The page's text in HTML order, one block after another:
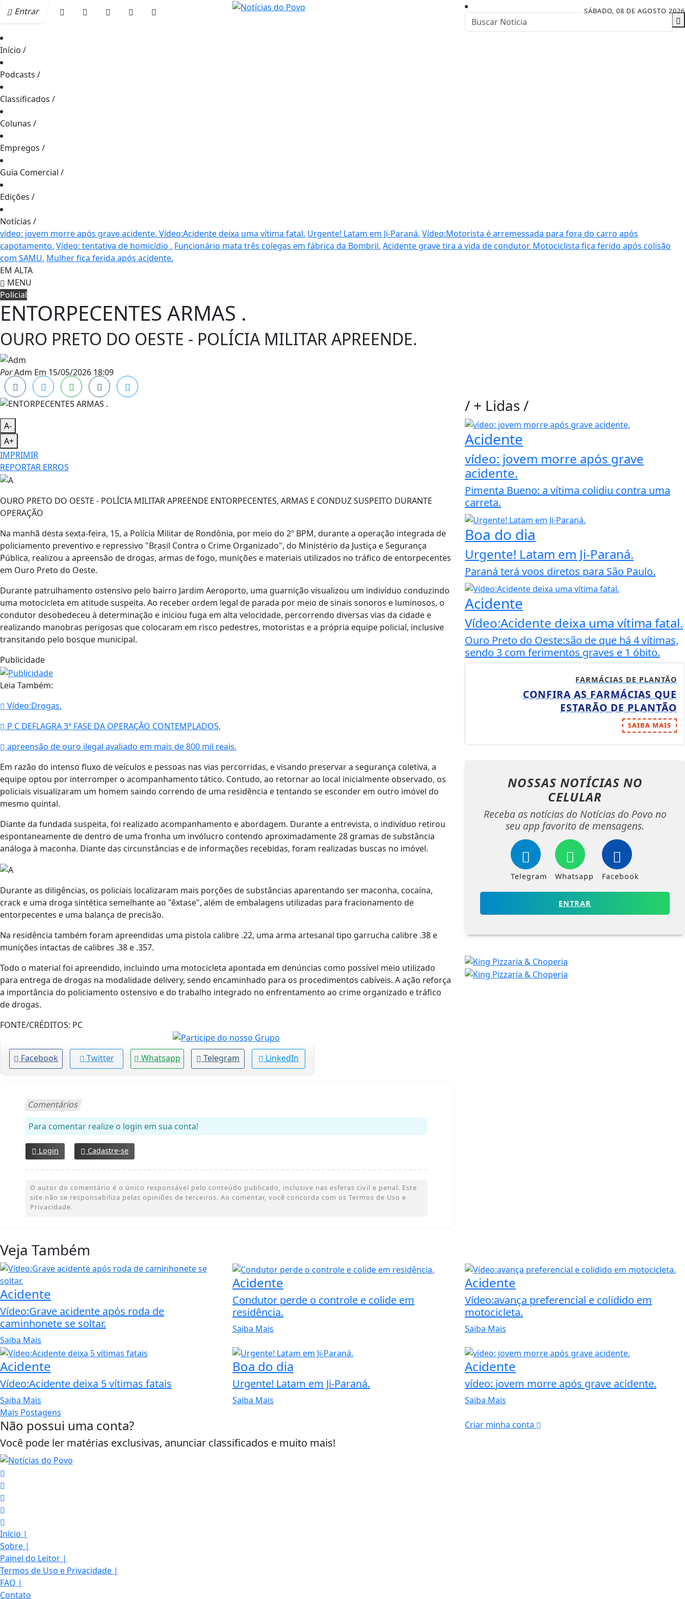
Entrar SÁBADO, 08 DE AGOSTO 2026
Início /
Podcasts /
Classificados /
Colunas /
Empregos /
Guia Comercial /
Edições /
Notícias /
vídeo: jovem morre após grave acidente. Vídeo:Acidente deixa uma vítima fatal. Urgente! Latam em Ji-Paraná. Vídeo:Motorista é arremessada para fora do carro após
capotamento. Vídeo: tentativa de homicídio . Funcionário mata três colegas em fábrica da Bombril. Acidente grave tira a vida de condutor. Motociclista fica ferido após colisão
com SAMU. Mulher fica ferida após acidente.
EM ALTA
MENU
Policial
ENTORPECENTES ARMAS .
OURO PRETO DO OESTE - POLÍCIA MILITAR APREENDE.
PorAdm Em 15/05/2026 18:09
A-
A+
IMPRIMIR
REPORTAR ERROS
OURO PRETO DO OESTE - POLÍCIA MILITAR APREENDE ENTORPECENTES, ARMAS E CONDUZ SUSPEITO DURANTE
OPERAÇÃO
Na manhã desta sexta-feira, 15, a Polícia Militar de Rondônia, por meio do 2º BPM, durante a operação integrada de
policiamento preventivo e repressivo "Brasil Contra o Crime Organizado", do Ministério da Justiça e Segurança
Pública, realizou a apreensão de drogas, armas de fogo, munições e materiais utilizados no tráfico de entorpecentes
em Ouro Preto do Oeste.
Durante patrulhamento ostensivo pelo bairro Jardim Aeroporto, uma guarnição visualizou um indivíduo conduzindo
uma motocicleta em atitude suspeita. Ao receber ordem legal de parada por meio de sinais sonoros e luminosos, o
condutor desobedeceu à determinação e iniciou fuga em alta velocidade, percorrendo diversas vias da cidade e
realizando manobras perigosas que colocaram em risco pedestres, motoristas e a própria equipe policial, inclusive
transitando pelo bosque municipal.
Publicidade
Leia Também:
Vídeo:Drogas.
P C DEFLAGRA 3ª FASE DA OPERAÇÃO CONTEMPLADOS,
apreensão de ouro ilegal avaliado em mais de 800 mil reais.
Em razão do intenso fluxo de veículos e pessoas nas vias percorridas, e visando preservar a segurança coletiva, a
equipe optou por interromper o acompanhamento tático. Contudo, ao retornar ao local inicialmente observado, os
policiais visualizaram um homem saindo correndo de uma residência e tentando se esconder em outro imóvel do
mesmo quintal.
Diante da fundada suspeita, foi realizado acompanhamento e abordagem. Durante a entrevista, o indivíduo retirou
espontaneamente de dentro de uma fronha um invólucro contendo aproximadamente 28 gramas de substância
análoga à maconha. Diante das circunstâncias e de informações recebidas, foram realizadas buscas no imóvel.
Durante as diligências, os policiais localizaram mais porções de substâncias aparentando ser maconha, cocaína,
crack e uma droga sintética semelhante ao "êxtase", além de embalagens utilizadas para fracionamento de
entorpecentes e uma balança de precisão.
Na residência também foram apreendidas uma pistola calibre .22, uma arma artesanal tipo garrucha calibre .38 e
munições intactas de calibres .38 e .357.
Todo o material foi apreendido, incluindo uma motocicleta apontada em denúncias como possível meio utilizado
para entrega de drogas na modalidade delivery, sendo encaminhado para os procedimentos cabíveis. A ação reforça
a importância do policiamento ostensivo e do trabalho integrado no enfrentamento ao crime organizado e tráfico
de drogas.
FONTE/CRÉDITOS: PC
Facebook Twitter Whatsapp Telegram LinkedIn
Comentários
Para comentar realize o login em sua conta!
Login Cadastre-se
O autor do comentário é o único responsável pelo conteúdo publicado, inclusive nas esferas civil e penal. Este
site não se responsabiliza pelas opiniões de terceiros. Ao comentar, você concorda com os Termos de Uso e
Privacidade.
/ + Lidas/
Acidente
vídeo: jovem morre após grave
acidente.
Pimenta Bueno: a vítima colidiu contra uma
carreta.
Boa do dia
Urgente! Latam em Ji-Paraná.
Paraná terá voos diretos para São Paulo.
Acidente
Vídeo:Acidente deixa uma vítima fatal.
Ouro Preto do Oeste:são de que há 4 vítimas,
sendo 3 com ferimentos graves e 1 óbito.
FARMÁCIAS DE PLANTÃO
CONFIRA AS FARMÁCIAS QUE
ESTARÃO DE PLANTÃO
SAIBA MAIS
NOSSAS NOTÍCIAS NO
CELULAR
Receba as notícias do Notícias do Povo no
seu app favorito de mensagens.
Telegram Whatsapp Facebook
ENTRAR
Veja Também
Acidente
Vídeo:Grave acidente após roda de
caminhonete se soltar.
Saiba Mais
Acidente
Condutor perde o controle e colide em
residência.
Saiba Mais
Acidente
Vídeo:avança preferencial e colidido em
motocicleta.
Saiba Mais
Acidente
Vídeo:Acidente deixa 5 vítimas fatais
Saiba Mais
Boa do dia
Urgente! Latam em Ji-Paraná.
Saiba Mais
Acidente
vídeo: jovem morre após grave acidente.
Saiba Mais
Mais Postagens
Não possui uma conta?
Você pode ler matérias exclusivas, anunciar classificados e muito mais!
Criar minha conta
Início |
Sobre |
Painel do Leitor |
Termos de Uso e Privacidade |
FAQ |
Contato
Termos de Uso e Privacidade